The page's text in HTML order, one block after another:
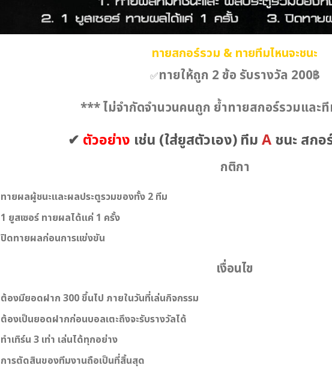
ทายสกอร์รวม & ทายทีมไหนจะชนะ
✅ทายให้ถูก 2 ข้อ รับรางวัล 200฿
*** ไม่จำกัดจำนวนคนถูก ย้ำทายสกอร์รวมและ
✔ ตัวอย่าง เช่น (ใส่ยูสตัวเอง) ทีมAชนะ สกอ
กติกา
ทายผลผู้ชนะและผลประตูรวมของทั้ง 2 ทีม
1 ยูสเซอร์ ทายผลได้แค่ 1 ครั้ง
ปิดทายผลก่อนการแข่งขัน
เงื่อนไข
ต้องมียอดฝาก 300 ขึ้นไป ภายในวันที่เล่นกิจกรรม
ต้องเป็นยอดฝากก่อนบอลเตะถึงจะรับรางวัลได้
ทําเทิร์น 3 เท่า เล่นได้ทุกอย่าง
การตัดสินของทีมงานถือเป็นที่สิ้นสุด